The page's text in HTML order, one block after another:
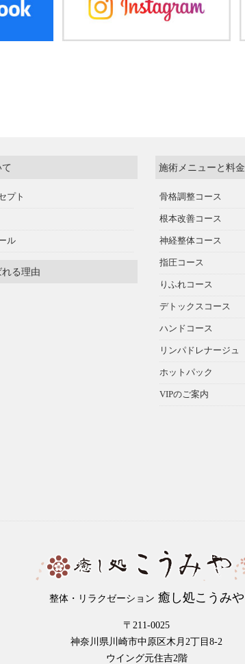
プト
ル
る理由
施術メニューと料金
骨格調整コース
根本改善コース
神経整体コース
指圧コース
りふれコース
デトックスコース
ハンドコース
リンパドレナージュ
ホットパック
VIPのご案内
整体・リラクゼーション 癒し処こうみや
〒211-0025
神奈川県川崎市中原区木月2丁目8-2
ウイング元住吉2階